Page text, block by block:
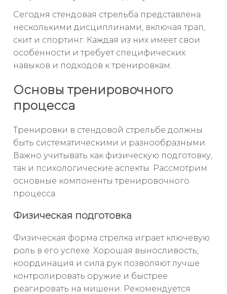
Сегодня стендовая стрельба представлена
несколькими дисциплинами, включая трап,
скит и спортинг. Каждая из них имеет свои
особенности и требует специфических
навыков и подходов к тренировкам.
Основы тренировочного
процесса
Тренировки в стендовой стрельбе должны
быть систематическими и разнообразными.
Важно учитывать как физическую подготовку,
так и психологические аспекты. Рассмотрим
основные компоненты тренировочного
процесса.
Физическая подготовка
Физическая форма стрелка играет ключевую
роль в его успехе. Хорошая выносливость,
координация и сила рук позволяют лучше
контролировать оружие и быстрее
реагировать на мишени. Рекомендуется